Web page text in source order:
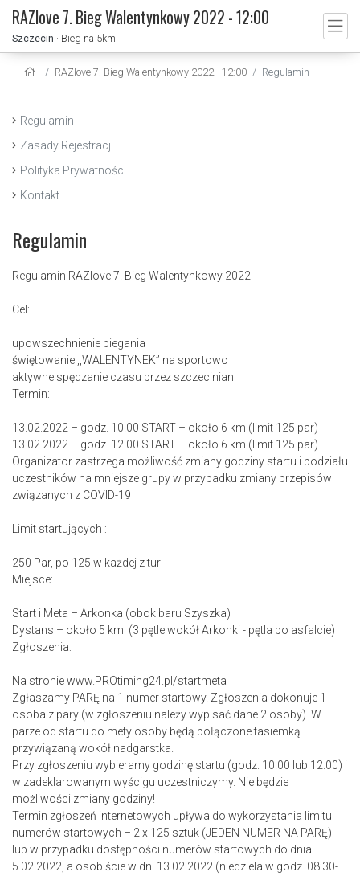
RAZlove 7. Bieg Walentynkowy 2022 - 12:00
Szczecin · Bieg na 5km
RAZlove 7. Bieg Walentynkowy 2022 - 12:00 Regulamin
Regulamin
Zasady Rejestracji
Polityka Prywatności
Kontakt
Regulamin
Regulamin RAZlove 7. Bieg Walentynkowy 2022
Cel:
upowszechnienie biegania
świętowanie ,,WALENTYNEK’’ na sportowo
aktywne spędzanie czasu przez szczecinian
Termin:
13.02.2022 – godz. 10.00 START – około 6 km (limit 125 par)
13.02.2022 – godz. 12.00 START – około 6 km (limit 125 par)
Organizator zastrzega możliwość zmiany godziny startu i podziału
uczestników na mniejsze grupy w przypadku zmiany przepisów
związanych z COVID-19
Limit startujących :
250 Par, po 125 w każdej z tur
Miejsce:
Start i Meta – Arkonka (obok baru Szyszka)
Dystans – około 5 km (3 pętle wokół Arkonki - pętla po asfalcie)
Zgłoszenia:
Na stronie www.PROtiming24.pl/startmeta
Zgłaszamy PARĘ na 1 numer startowy. Zgłoszenia dokonuje 1
osoba z pary (w zgłoszeniu należy wypisać dane 2 osoby). W
parze od startu do mety osoby będą połączone tasiemką
przywiązaną wokół nadgarstka.
Przy zgłoszeniu wybieramy godzinę startu (godz. 10.00 lub 12.00) i
w zadeklarowanym wyścigu uczestniczymy. Nie będzie
możliwości zmiany godziny!
Termin zgłoszeń internetowych upływa do wykorzystania limitu
numerów startowych – 2 x 125 sztuk (JEDEN NUMER NA PARĘ)
lub w przypadku dostępności numerów startowych do dnia
5.02.2022, a osobiście w dn. 13.02.2022 (niedziela w godz. 08:30-